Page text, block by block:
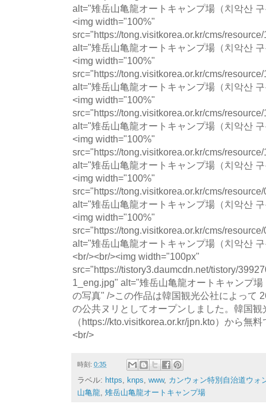
alt="雉岳山亀龍オートキャンプ場（치악산
<img width="100%"
src="https://tong.visitkorea.or.kr/cms/
alt="雉岳山亀龍オートキャンプ場（치악산
<img width="100%"
src="https://tong.visitkorea.or.kr/cms/
alt="雉岳山亀龍オートキャンプ場（치악산
<img width="100%"
src="https://tong.visitkorea.or.kr/cms/
alt="雉岳山亀龍オートキャンプ場（치악산
<img width="100%"
src="https://tong.visitkorea.or.kr/cms/
alt="雉岳山亀龍オートキャンプ場（치악산
<img width="100%"
src="https://tong.visitkorea.or.kr/cms/
alt="雉岳山亀龍オートキャンプ場（치악산
<img width="100%"
src="https://tong.visitkorea.or.kr/cms/
alt="雉岳山亀龍オートキャンプ場（치악산
<br/><br/><img width="100px"
src="https://tistory3.daumcdn.net/tistory/
1_eng.jpg" alt="雉岳山亀龍オートキャンプ
の写真" />この作品は韓国観光公社によって
の公共ヌリとしてオープンしました。韓国観
（https://kto.visitkorea.or.kr/jpn.kto）から無
<br/>
時刻: 0:35
ラベル: https, knps, www, カンウォン特別自治道ウォ
山亀龍, 雉岳山亀龍オートキャンプ場